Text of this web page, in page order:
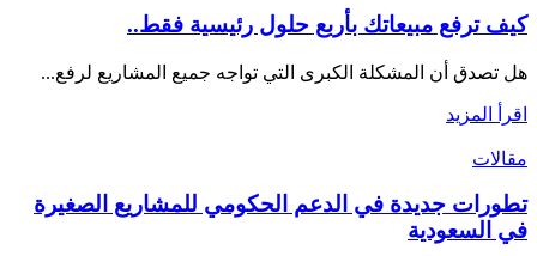
كيف ترفع مبيعاتك بأربع حلول رئيسية فقط..
هل تصدق أن المشكلة الكبرى التي تواجه جميع المشاريع لرفع...
اقرأ المزيد
مقالات
تطورات جديدة في الدعم الحكومي للمشاريع الصغيرة
في السعودية